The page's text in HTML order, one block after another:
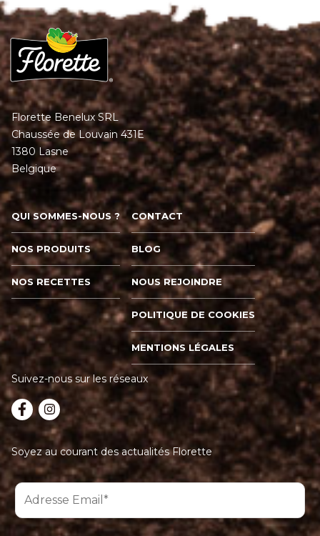
Florette Benelux SRL
Chaussée de Louvain 431E
1380 Lasne
Belgique
QUI SOMMES-NOUS ?
NOS PRODUITS
NOS RECETTES
CONTACT
BLOG
NOUS REJOINDRE
POLITIQUE DE COOKIES
MENTIONS LÉGALES
Suivez-nous sur les réseaux
Soyez au courant des actualités Florette